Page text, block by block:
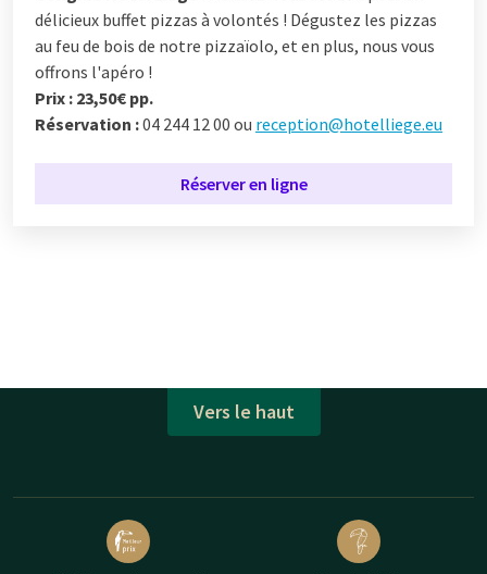
délicieux buffet pizzas à volontés ! Dégustez les pizzas
au feu de bois de notre pizzaïolo, et en plus, nous vous
offrons l'apéro !
Prix : 23,50€ pp.
Réservation :04 244 12 00 ou reception@hotelliege.eu
Réserver en ligne
Vers le haut